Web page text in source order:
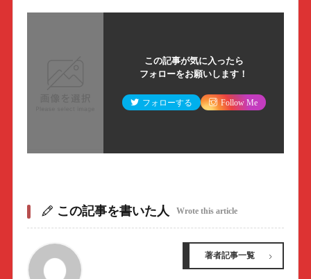
この記事が気に入ったら
フォローをお願いします！
フォローする Follow Me
この記事を書いた人 Wrote this article
著者記事一覧